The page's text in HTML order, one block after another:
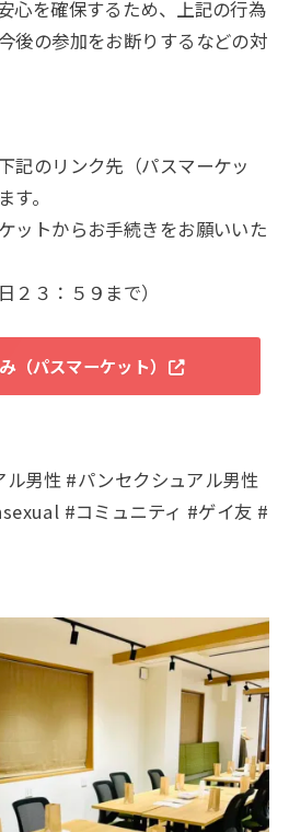
心を確保するため、上記の行為
後の参加をお断りするなどの対
記のリンク先（パスマーケッ
す。
ットからお手続きをお願いいた
２３：５９まで）
（パスマーケット）
男性 #パンセクシュアル男性
#コミュニティ #ゲイ友 #